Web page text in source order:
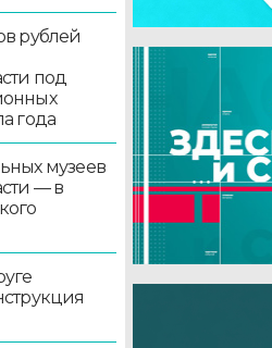
рублей
под
года
музеев
— в